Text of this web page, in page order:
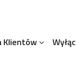
Klientów